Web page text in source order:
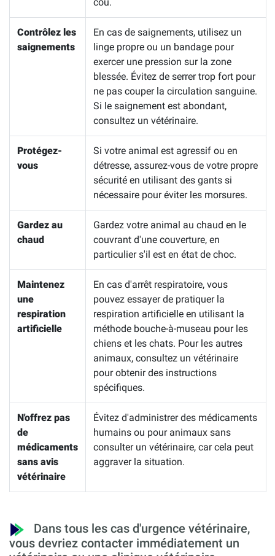
Contrôlez les
saignements
En cas de saignements, utilisez un
linge propre ou un bandage pour
exercer une pression sur la zone
blessée. Évitez de serrer trop fort pour
ne pas couper la circulation sanguine.
Si le saignement est abondant,
consultez un vétérinaire.
Protégez-
vous
Si votre animal est agressif ou en
détresse, assurez-vous de votre propre
sécurité en utilisant des gants si
nécessaire pour éviter les morsures.
Gardez au
chaud
Gardez votre animal au chaud en le
couvrant d'une couverture, en
particulier s'il est en état de choc.
Maintenez
une
respiration
artificielle
En cas d'arrêt respiratoire, vous
pouvez essayer de pratiquer la
respiration artificielle en utilisant la
méthode bouche-à-museau pour les
chiens et les chats. Pour les autres
animaux, consultez un vétérinaire
pour obtenir des instructions
spécifiques.
N'offrez pas
de
médicaments
sans avis
vétérinaire
Évitez d'administrer des médicaments
humains ou pour animaux sans
consulter un vétérinaire, car cela peut
aggraver la situation.
Dans tous les cas d'urgence vétérinaire,
vous devriez contacter immédiatement un